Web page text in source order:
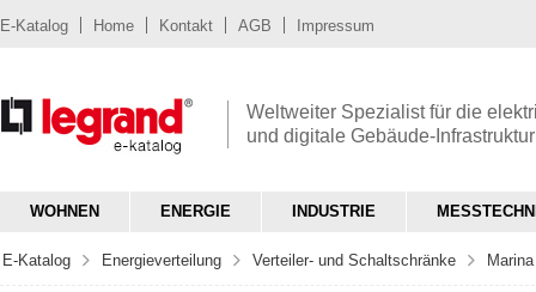
E-Katalog Home Kontakt AGB Impressum
Weltweiter Spezialist für die
und digitale Gebäude-Infrastruktur
WOHNEN ENERGIE INDUSTRIE
E-Katalog Energieverteilung Verteiler- und Schaltschränke